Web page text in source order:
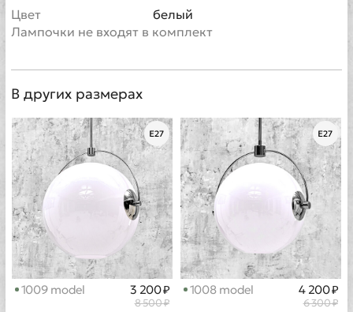
Цвет
белый
Лампочки не входят в комплект
В других размерах
1009 model
8 500 ₽
3 200 ₽ 1008 model
6 300 ₽
4 200 ₽